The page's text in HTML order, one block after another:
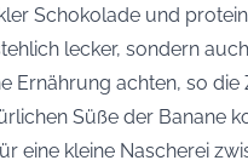
Schokolade und
lecker, sondern
Ernährung achten, so die
Süße der Banane
eine kleine Nascherei